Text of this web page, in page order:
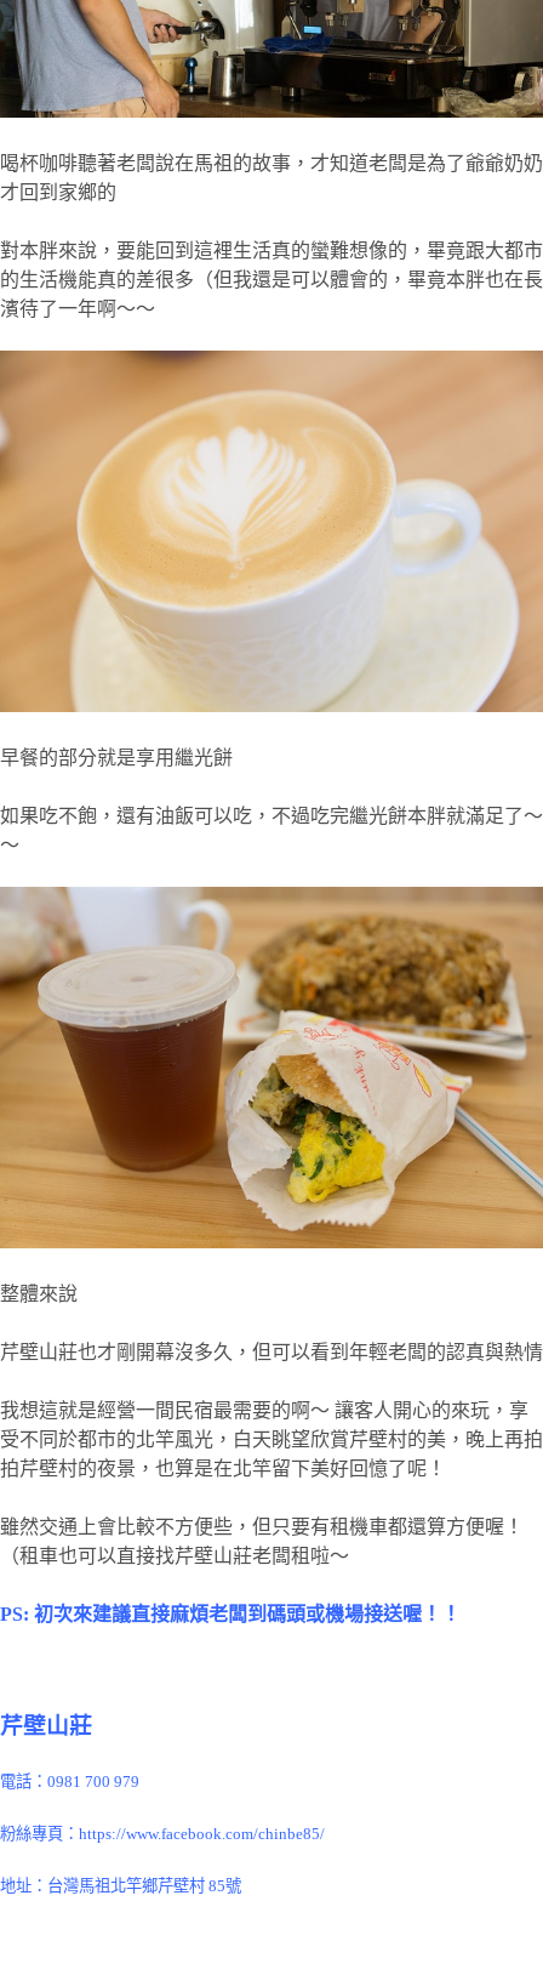
喝杯咖啡聽著老闆說在馬祖的故事，才知道老闆是為了爺爺奶奶
才回到家鄉的
對本胖來說，要能回到這裡生活真的蠻難想像的，畢竟跟大都市
的生活機能真的差很多（但我還是可以體會的，畢竟本胖也在長
濱待了一年啊～～
早餐的部分就是享用繼光餅
如果吃不飽，還有油飯可以吃，不過吃完繼光餅本胖就滿足了～
～
整體來說
芹壁山莊也才剛開幕沒多久，但可以看到年輕老闆的認真與熱情
我想這就是經營一間民宿最需要的啊～ 讓客人開心的來玩，享
受不同於都市的北竿風光，白天眺望欣賞芹壁村的美，晚上再拍
拍芹壁村的夜景，也算是在北竿留下美好回憶了呢！
雖然交通上會比較不方便些，但只要有租機車都還算方便喔！
（租車也可以直接找芹壁山莊老闆租啦～
PS: 初次來建議直接麻煩老闆到碼頭或機場接送喔！！
芹壁山莊
電話：0981 700 979
粉絲專頁： https://www.facebook.com/chinbe85/
地址：台灣馬祖北竿鄉芹壁村 85號